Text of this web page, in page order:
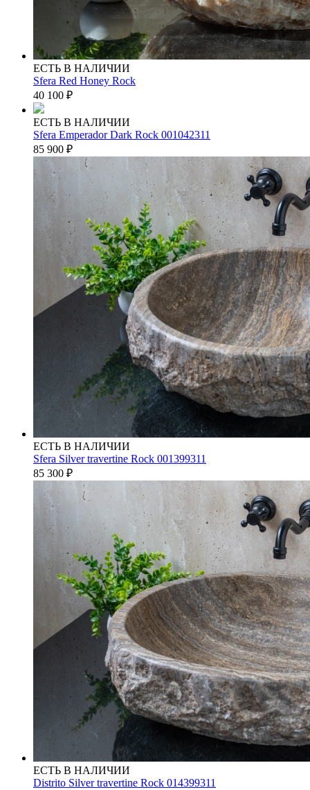
ЕСТЬ В НАЛИЧИИ
Sfera Red Honey Rock
40 100 ₽
ЕСТЬ В НАЛИЧИИ
Sfera Emperador Dark Rock 001042311
85 900 ₽
ЕСТЬ В НАЛИЧИИ
Sfera Silver travertine Rock 001399311
85 300 ₽
ЕСТЬ В НАЛИЧИИ
Distrito Silver travertine Rock 014399311